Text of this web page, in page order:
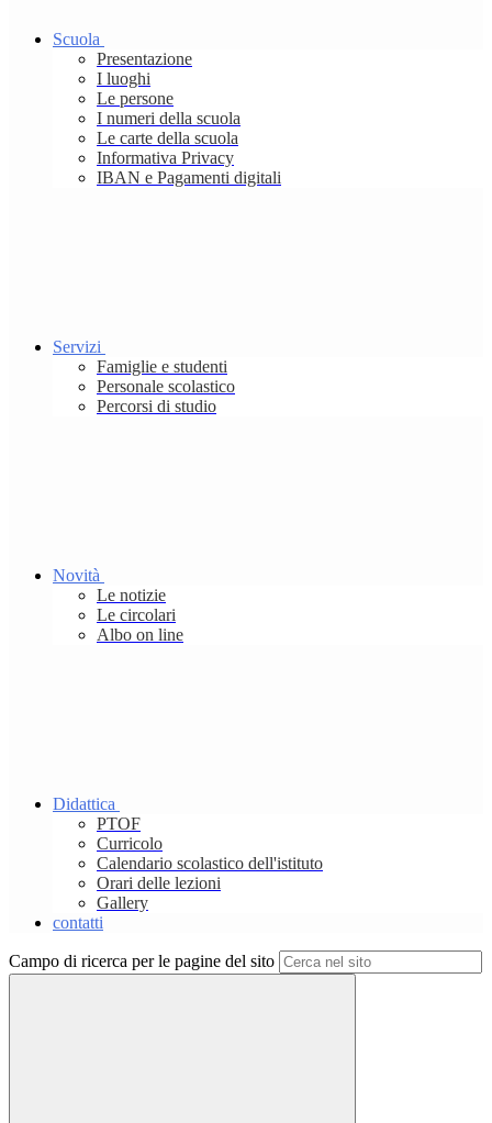
Scuola
Presentazione
I luoghi
Le persone
I numeri della scuola
Le carte della scuola
Informativa Privacy
IBAN e Pagamenti digitali
Servizi
Famiglie e studenti
Personale scolastico
Percorsi di studio
Novità
Le notizie
Le circolari
Albo on line
Didattica
PTOF
Curricolo
Calendario scolastico dell'istituto
Orari delle lezioni
Gallery
contatti
Campo di ricerca per le pagine del sito